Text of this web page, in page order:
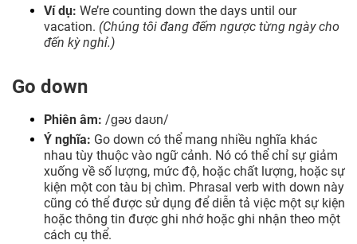
Ví dụ: We’re counting down the days until our
vacation. (Chúng tôi đang đếm ngược từng ngày cho
đến kỳ nghỉ.)
Go down
Phiên âm: /ɡəʊ daʊn/
Ý nghĩa: Go down có thể mang nhiều nghĩa khác
nhau tùy thuộc vào ngữ cảnh. Nó có thể chỉ sự giảm
xuống về số lượng, mức độ, hoặc chất lượng, hoặc sự
kiện một con tàu bị chìm. Phrasal verb with down này
cũng có thể được sử dụng để diễn tả việc một sự kiện
hoặc thông tin được ghi nhớ hoặc ghi nhận theo một
cách cụ thể.